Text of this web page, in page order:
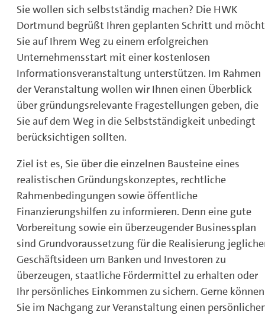
Sie wollen sich selbstständig machen? Die HWK
Dortmund begrüßt Ihren geplanten Schritt und
Sie auf Ihrem Weg zu einem erfolgreichen
Unternehmensstart mit einer kostenlosen
Informationsveranstaltung unterstützen. Im Rahmen
der Veranstaltung wollen wir Ihnen einen Überblick
über gründungsrelevante Fragestellungen geben, die
Sie auf dem Weg in die Selbstständigkeit unbedingt
berücksichtigen sollten.
Ziel ist es, Sie über die einzelnen Bausteine eines
realistischen Gründungskonzeptes, rechtliche
Rahmenbedingungen sowie öffentliche
Finanzierungshilfen zu informieren. Denn eine gute
Vorbereitung sowie ein überzeugender Businessplan
sind Grundvoraussetzung für die Realisierung
Geschäftsideen um Banken und Investoren zu
überzeugen, staatliche Fördermittel zu erhalten oder
Ihr persönliches Einkommen zu sichern. Gerne können
Sie im Nachgang zur Veranstaltung einen